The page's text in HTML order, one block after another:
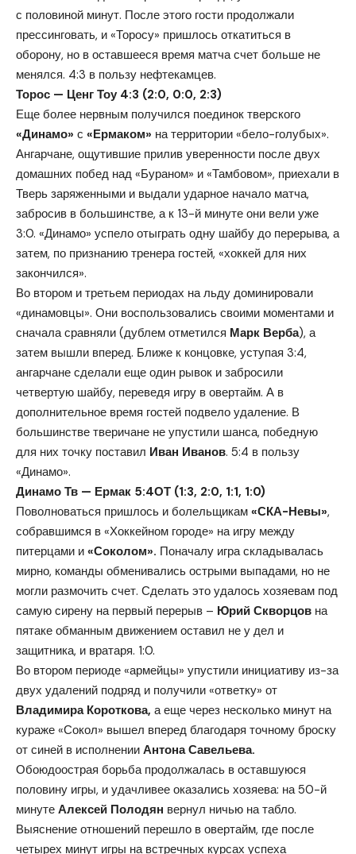
с половиной минут. После этого гости продолжали
прессинговать, и «Торосу» пришлось откатиться в
оборону, но в оставшееся время матча счет больше не
менялся. 4:3 в пользу нефтекамцев.
Торос — Ценг Тоу 4:3 (2:0, 0:0, 2:3)
Еще более нервным получился поединок тверского
«Динамо» с «Ермаком» на территории «бело-голубых».
Ангарчане, ощутившие прилив уверенности после двух
домашних побед над «Бураном» и «Тамбовом», приехали в
Тверь заряженными и выдали ударное начало матча,
забросив в большинстве, а к 13-й минуте они вели уже
3:0. «Динамо» успело отыграть одну шайбу до перерыва, а
затем, по признанию тренера гостей, «хоккей для них
закончился».
Во втором и третьем периодах на льду доминировали
«динамовцы». Они воспользовались своими моментами и
сначала сравняли (дублем отметился Марк Верба), а
затем вышли вперед. Ближе к концовке, уступая 3:4,
ангарчане сделали еще один рывок и забросили
четвертую шайбу, переведя игру в овертайм. А в
дополнительное время гостей подвело удаление. В
большинстве тверичане не упустили шанса, победную
для них точку поставил Иван Иванов. 5:4 в пользу
«Динамо».
Динамо Тв — Ермак 5:4ОТ (1:3, 2:0, 1:1, 1:0)
Поволноваться пришлось и болельщикам «СКА-Невы»,
собравшимся в «Хоккейном городе» на игру между
питерцами и «Соколом». Поначалу игра складывалась
мирно, команды обменивались острыми выпадами, но не
могли размочить счет. Сделать это удалось хозяевам под
самую сирену на первый перерыв – Юрий Скворцов на
пятаке обманным движением оставил не у дел и
защитника, и вратаря. 1:0.
Во втором периоде «армейцы» упустили инициативу из-за
двух удалений подряд и получили «ответку» от
Владимира Короткова, а еще через несколько минут на
кураже «Сокол» вышел вперед благодаря точному броску
от синей в исполнении Антона Савельева.
Обоюдоострая борьба продолжалась в оставшуюся
половину игры, и удачливее оказались хозяева: на 50-й
минуте Алексей Полодян вернул ничью на табло.
Выяснение отношений перешло в овертайм, где после
четырех минут игры на встречных курсах успеха